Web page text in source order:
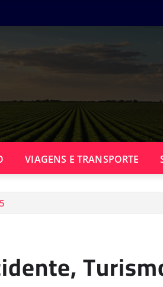
VIAGENS E TRANSPORTE